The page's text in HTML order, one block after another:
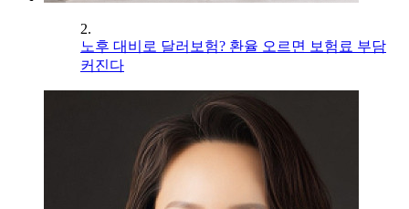
2.
노후 대비로 달러보험? 환율 오르면 보험료 부담
커진다